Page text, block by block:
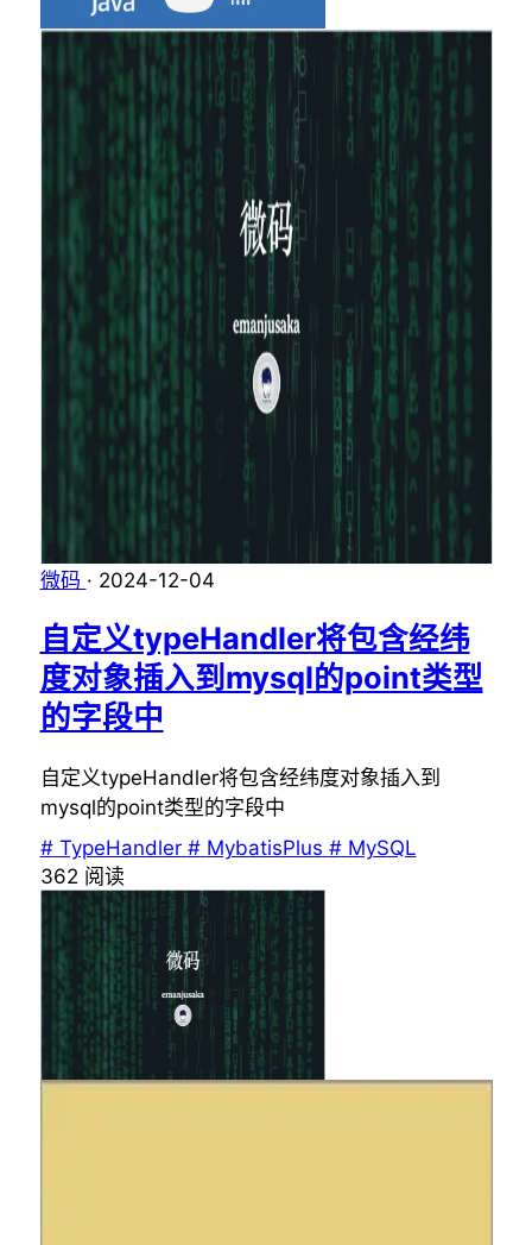
微码 · 2024-12-04
自定义typeHandler将包含经纬
度对象插入到mysql的point类型
的字段中
自定义typeHandler将包含经纬度对象插入到
mysql的point类型的字段中
# TypeHandler # MybatisPlus # MySQL
362 阅读